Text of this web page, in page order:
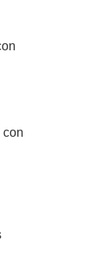
con